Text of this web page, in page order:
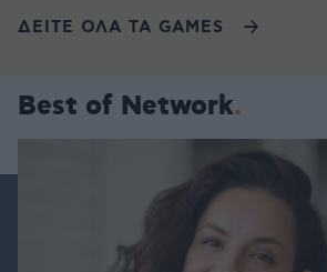
ΔΕΙΤΕ ΟΛΑ ΤΑ GAMES
Best of Network